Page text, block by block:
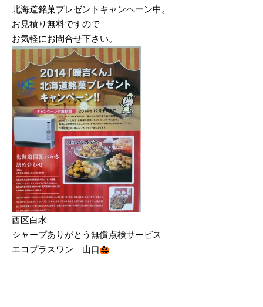
北海道銘菓プレゼントキャンペーン中。
お見積り無料ですので
お気軽にお問合せ下さい。
西区白水
シャープありがとう無償点検サービス
エコプラスワン 山口